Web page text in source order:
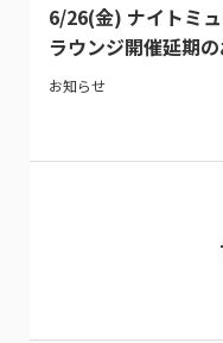
6/26(金) ナイトミ
ラウンジ開催延期
お知らせ